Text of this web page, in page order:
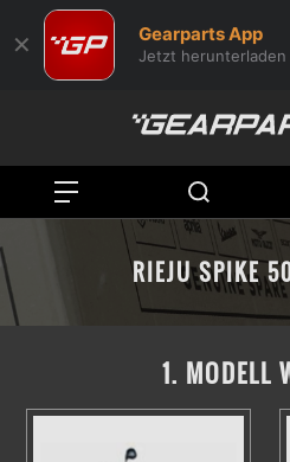
✕ Gearparts App
Jetzt herunterladen
RIEJU SPIKE
1. MODELL